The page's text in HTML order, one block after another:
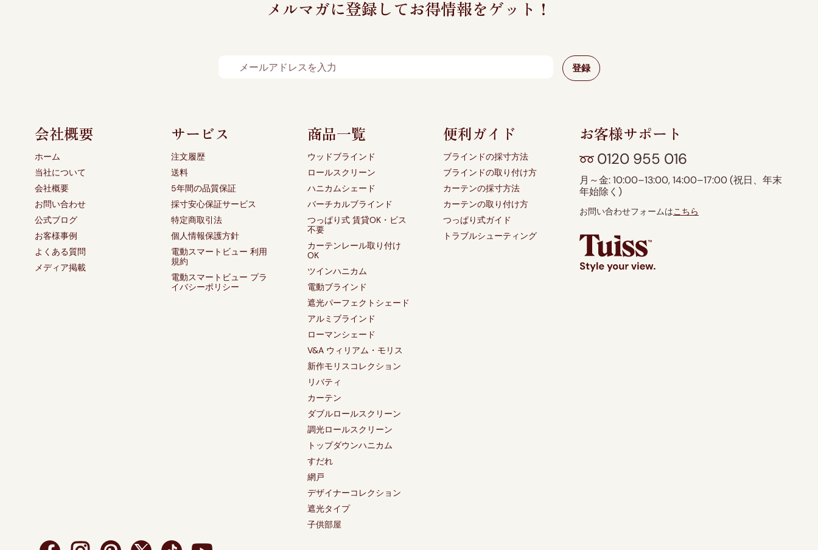
メルマガに登録してお得情報をゲット！
会社概要
ホーム
当社について
会社概要
お問い合わせ
公式ブログ
お客様事例
よくある質問
メディア掲載
サービス
注文履歴
送料
5年間の品質保証
採寸安心保証サービス
特定商取引法
個人情報保護方針
電動スマートビュー 利用
規約
電動スマートビュー プラ
イバシーポリシー
商品一覧
ウッドブラインド
ロールスクリーン
ハニカムシェード
バーチカルブラインド
つっぱり式 賃貸OK・ビス
不要
カーテンレール取り付け
OK
ツインハニカム
電動ブラインド
遮光パーフェクトシェード
アルミブラインド
ローマンシェード
V&A ウィリアム・モリス
新作モリスコレクション
リバティ
カーテン
ダブルロールスクリーン
調光ロールスクリーン
トップダウンハニカム
すだれ
網戸
デザイナーコレクション
遮光タイプ
子供部屋
便利ガイド
ブラインドの採寸方法
ブラインドの取り付け方
カーテンの採寸方法
カーテンの取り付け方
つっぱり式ガイド
トラブルシューティング
お客様サポート
0120 955 016
月～金: 10:00–13:00, 14:00–17:00 (祝日、年末
年始除く)
お問い合わせフォームはこちら